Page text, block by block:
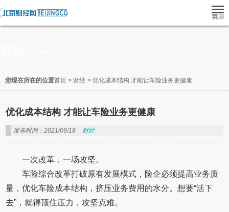
您现在所在的位置首页 > 财经 > 优化成本结构 才能让车险业务更健康
优化成本结构 才能让车险业务更健康
发布时间：2021/09/18 财经
一次改革，一场攻坚。
车险综合改革打破原有发展模式，险企必须提高业务质
量，优化车险成本结构，挤压业务费用的水分。想要“活下
去”，就得顶住压力，攻坚克难。